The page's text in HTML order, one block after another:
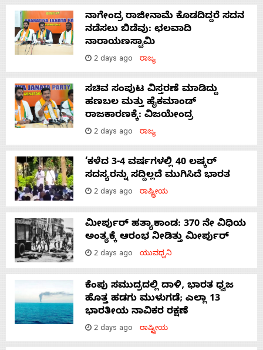
ನಾಗೇಂದ್ರ ರಾಜೀನಾಮೆ ಕೊಡದಿದ್ದರೆ ಸದನ
ನಡೆಸಲು ಬಿಡೆವು: ಛಲವಾದಿ
ನಾರಾಯಣಸ್ವಾಮಿ
2 days ago ರಾಜ್ಯ
ಸಚಿವ ಸಂಪುಟ ವಿಸ್ತರಣೆ ಮಾಡಿದ್ದು
ಹಣಬಲ ಮತ್ತು ಹೈಕಮಾಂಡ್
ರಾಜಕಾರಣಕ್ಕೆ: ವಿಜಯೇಂದ್ರ
2 days ago ರಾಜ್ಯ
‘ಕಳೆದ 3-4 ವರ್ಷಗಳಲ್ಲಿ 40 ಲಷ್ಕರ್
ಸದಸ್ಯರನ್ನು ಸದ್ದಿಲ್ಲದೆ ಮುಗಿಸಿದೆ ಭಾರತ
2 days ago ರಾಷ್ಟ್ರೀಯ
ಮೀರ್ಪುರ್ ಹತ್ಯಾಕಾಂಡ: 370 ನೇ ವಿಧಿಯ
ಅಂತ್ಯಕ್ಕೆ ಆರಂಭ ನೀಡಿತ್ತು ಮೀರ್ಪುರ್
2 days ago ಯುವಧ್ವನಿ
ಕೆಂಪು ಸಮುದ್ರದಲ್ಲಿ ದಾಳಿ, ಭಾರತ ಧ್ವಜ
ಹೊತ್ತ ಹಡಗು ಮುಳುಗಡೆ; ಎಲ್ಲಾ 13
ಭಾರತೀಯ ನಾವಿಕರ ರಕ್ಷಣೆ
2 days ago ರಾಷ್ಟ್ರೀಯ